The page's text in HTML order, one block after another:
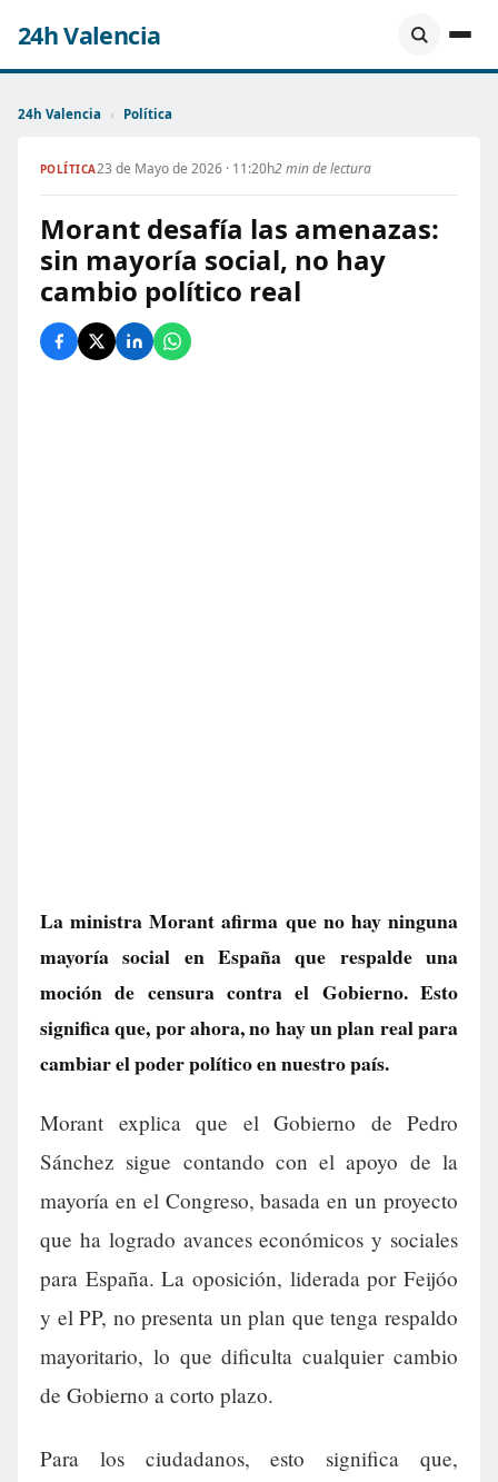
24h Valencia
24h Valencia › Política
POLÍTICA23 de Mayo de 2026 · 11:20h2 min de lectura
Morant desafía las amenazas:
sin mayoría social, no hay
cambio político real
La ministra Morant afirma que no hay ninguna
mayoría social en España que respalde una
moción de censura contra el Gobierno. Esto
significa que, por ahora, no hay un plan real para
cambiar el poder político en nuestro país.
Morant explica que el Gobierno de Pedro
Sánchez sigue contando con el apoyo de la
mayoría en el Congreso, basada en un proyecto
que ha logrado avances económicos y sociales
para España. La oposición, liderada por Feijóo
y el PP, no presenta un plan que tenga respaldo
mayoritario, lo que dificulta cualquier cambio
de Gobierno a corto plazo.
Para los ciudadanos, esto significa que,